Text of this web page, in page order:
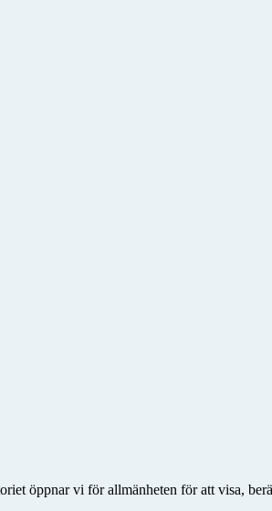
öppnar vi för allmänheten för att visa,